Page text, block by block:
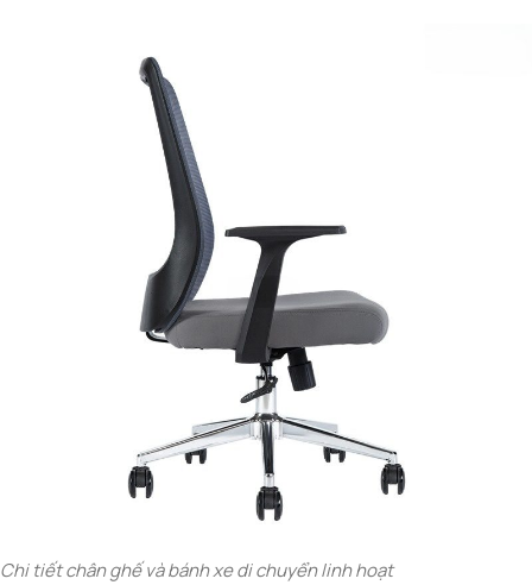
Chi tiết chân ghế và bánh xe di chuyển linh hoạt